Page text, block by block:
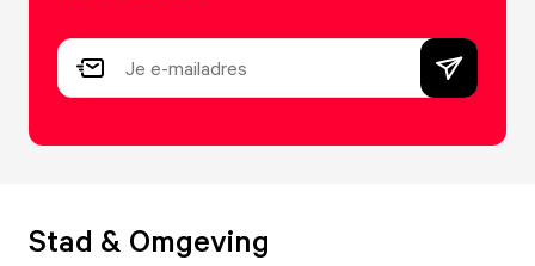
Stad & Omgeving